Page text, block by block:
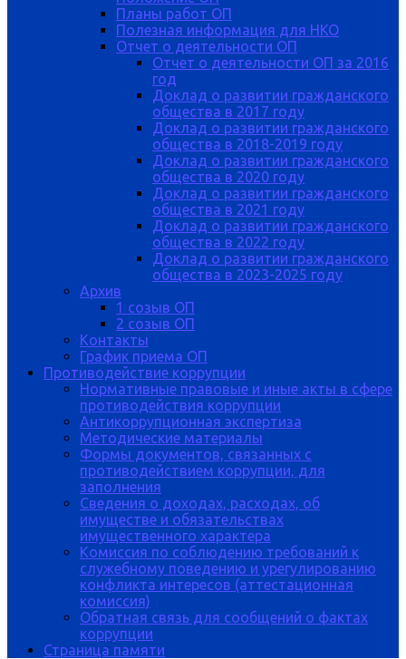
Планы работ ОП
Полезная информация для НКО
Отчет о деятельности ОП
Отчет о деятельности ОП за 2016
год
Доклад о развитии гражданского
общества в 2017 году
Доклад о развитии гражданского
общества в 2018-2019 году
Доклад о развитии гражданского
общества в 2020 году
Доклад о развитии гражданского
общества в 2021 году
Доклад о развитии гражданского
общества в 2022 году
Доклад о развитии гражданского
общества в 2023-2025 году
Архив
1 созыв ОП
2 созыв ОП
Контакты
График приема ОП
Противодействие коррупции
Нормативные правовые и иные акты в сфере
противодействия коррупции
Антикоррупционная экспертиза
Методические материалы
Формы документов, связанных с
противодействием коррупции, для
заполнения
Сведения о доходах, расходах, об
имуществе и обязательствах
имущественного характера
Комиссия по соблюдению требований к
служебному поведению и урегулированию
конфликта интересов (аттестационная
комиссия)
Обратная связь для сообщений о фактах
коррупции
Страница памяти